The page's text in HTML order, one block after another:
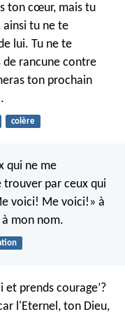
ton cœur, mais tu
tu ne te
lui. Tu ne te
de rancune contre
ton prochain
colère
qui ne me
trouver par ceux qui
voici! Me voici!» à
mon nom.
prends courage’?
l'Eternel, ton Dieu,